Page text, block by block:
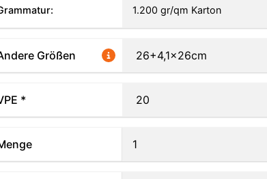
1.200 gr/qm Karton
Größen
*